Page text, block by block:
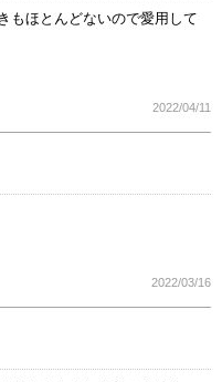
もほとんどないので愛用して
2022/04/11
2022/03/16